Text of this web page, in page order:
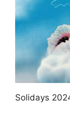
Solidays